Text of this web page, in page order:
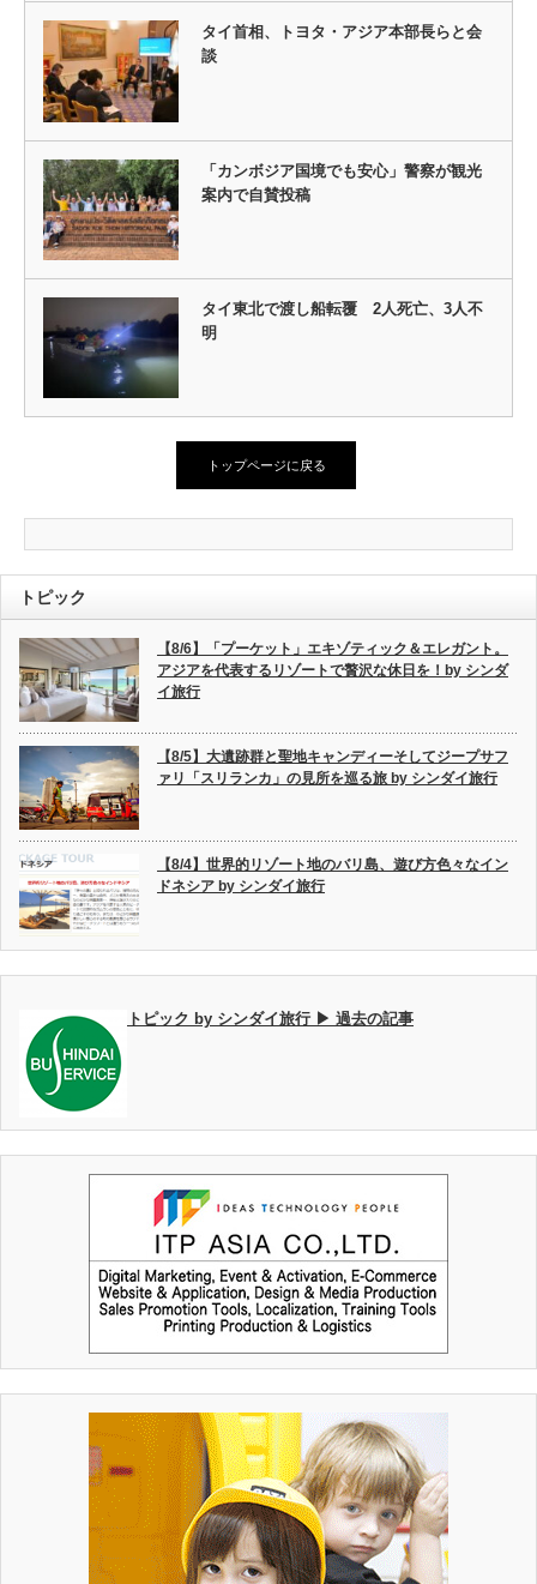
タイ首相、トヨタ・アジア本部長らと会
談
「カンボジア国境でも安心」警察が観光
案内で自賛投稿
タイ東北で渡し船転覆 2人死亡、3人不
明
トップページに戻る
トピック
【8/6】「プーケット」エキゾティック＆エレガント。
アジアを代表するリゾートで贅沢な休日を！by シンダ
イ旅行
【8/5】大遺跡群と聖地キャンディーそしてジープサフ
ァリ「スリランカ」の見所を巡る旅 by シンダイ旅行
【8/4】世界的リゾート地のバリ島、遊び方色々なイン
ドネシア by シンダイ旅行
トピック by シンダイ旅行 ▶ 過去の記事